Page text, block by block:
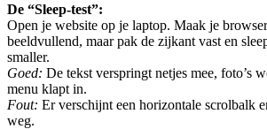
De “Sleep-test”:
Open je website op je laptop. Maak je
beeldvullend, maar pak de zijkant vast en
smaller.
Goed: De tekst verspringt netjes mee, foto’s
menu klapt in.
Fout: Er verschijnt een horizontale scrolbalk
weg.